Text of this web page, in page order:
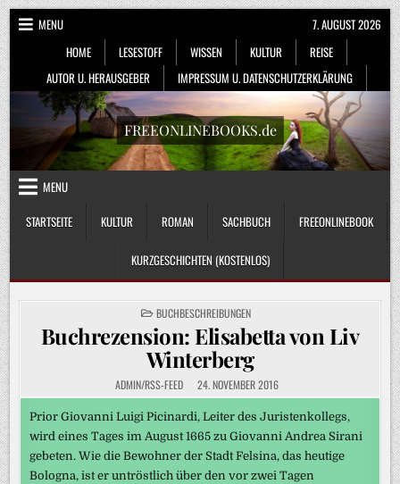
Skip
to
content
MENU
HOME
LESESTOFF WISSEN KULTUR
REISE
AUTOR U. HERAUSGEBER
IMPRESSUM U. DATENSCHUTZERKLÄRUNG
7. AUGUST 2026
FREEONLINEBOOKS.de
MENU
STARTSEITE
KULTUR ROMAN SACHBUCH FREEONLINEBOOK
KURZGESCHICHTEN (KOSTENLOS)
POSTED
IN
BUCHBESCHREIBUNGEN
Buchrezension: Elisabetta von Liv
Winterberg
ADMIN/RSS-FEED 24. NOVEMBER 2016
Prior Giovanni Luigi Picinardi, Leiter des Juristenkollegs,
wird eines Tages im August 1665 zu Giovanni Andrea Sirani
gebeten. Wie die Bewohner der Stadt Felsina, das heutige
Bologna, ist er untröstlich über den vor zwei Tagen